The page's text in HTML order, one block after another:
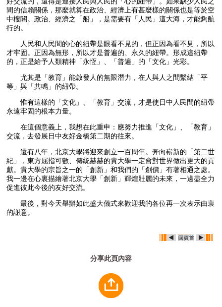
間的信賴關係，那麼就算在政治、經濟上有甚麼樣的關係也是等於空
中樓閣。政治、經濟之「船」，是需要有「人民」這大海，才能夠航
行的。
人民和人民間的心的紐帶是眼看不見的，但正因為看不見，所以
才牢固。正因為無形，所以才是普遍的、永久的紐帶。形成這紐帶
的，正是給予人類精神「永恆」、「普遍」的「文化」光彩。
尤其是「教育」能啟發人的無限潛力，在人與人之間繫結「平
等」與「共鳴」的紐帶。
惟有這樣的「文化」、「教育」交流，才是使日中人民間的紐帶
永遠牢固的根本力量。
在這個意義上，我想在此重申：應努力推進「文化」、「教育」
交流，去發展日中友好金橋第二期的往來。
還有八年，北京大學將迎來創立一百周年。奔向嶄新的「第二世
紀」，東方屈指可數、傳統赫赫的貴大學一定會對世界做出更大的貢
獻。貴大學的宗旨之一的「創新」和我們的「創價」有著相通之處。
我一邊在心裏描繪著北京大學「創新」輝煌壯麗的未來，一邊盡全力
促進彼此今後的友好交流。
最後，對今天舉辦如此盛大儀式來歡迎我的各位再一次表示由衷
的謝意。
分享此頁內容